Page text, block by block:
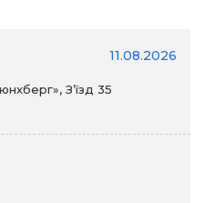
11.08.2026
З’їзд 35